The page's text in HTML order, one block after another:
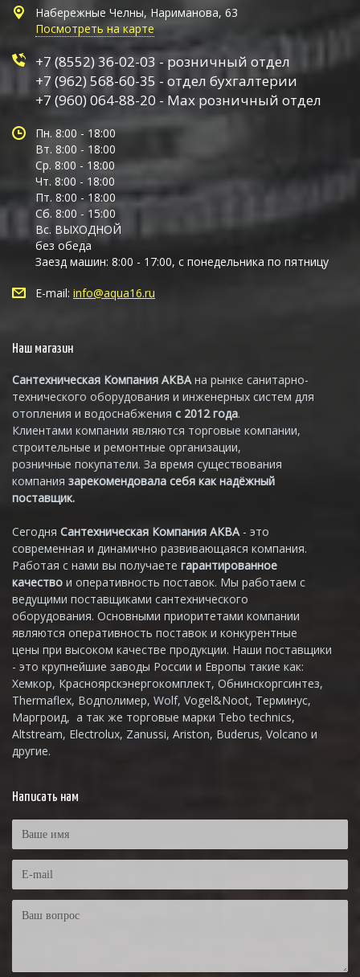
Набережные Челны, Нариманова, 63
Посмотреть на карте
+7 (8552) 36-02-03 - розничный отдел
+7 (962) 568-60-35 - отдел бухгалтерии
+7 (960) 064-88-20 - Max розничный отдел
Пн. 8:00 - 18:00
Вт. 8:00 - 18:00
Ср. 8:00 - 18:00
Чт. 8:00 - 18:00
Пт. 8:00 - 18:00
Сб. 8:00 - 15:00
Вс. ВЫХОДНОЙ
без обеда
Заезд машин: 8:00 - 17:00, с понедельника по пятницу
E-mail: info@aqua16.ru
Наш магазин
Сантехническая Компания АКВАна рынке санитарно-
технического оборудования и инженерных систем для
отопления и водоснабжения с 2012 года.
Клиентами компании являются торговые компании,
строительные и ремонтные организации,
розничные покупатели. За время существования
компания зарекомендовала себя как надёжный
поставщик.
Сегодня Сантехническая Компания АКВА - это
современная и динамично развивающаяся компания.
Работая с нами вы получаете гарантированное
качество и оперативность поставок. Мы работаем с
ведущими поставщиками сантехнического
оборудования. Основными приоритетами компании
являются оперативность поставок и конкурентные
цены при высоком качестве продукции. Наши поставщики
- это крупнейшие заводы России и Европы такие как:
Хемкор, Красноярскэнергокомплект, Обнинскоргсинтез,
Thermaflex, Водполимер, Wolf, Vogel&Noot, Терминус,
Маргроид, а так же торговые марки Tebo technics,
Altstream, Electrolux, Zanussi, Ariston, Buderus, Volcano и
другие.
Написать нам